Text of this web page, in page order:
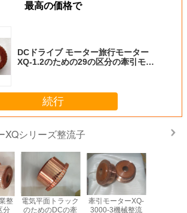
最高の価格で
DCドライブ モーター旅行モーター
XQ-1.2のための29の区分の牽引モー
続行
XQシリーズ整流子
整
分
電気平面トラック
のためのDCの牽
牽引モーターXQ-
3000-3機械整流